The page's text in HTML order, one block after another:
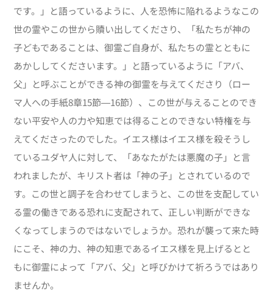
です。」と語っているように、人を恐怖に陥れるようなこの
世の霊やこの世から贖い出してくださり、「私たちが神の
子どもであることは、御霊ご自身が、私たちの霊とともに
あかししてくださいます。」と語っているように「アバ、
父」と呼ぶことができる神の御霊を与えてくださり（ロー
マ人への手紙8章15節―16節）、この世が与えることのでき
ない平安や人の力や知恵では得ることのできない特権を与
えてくださったのでした。イエス様はイエス様を殺そうし
ているユダヤ人に対して、「あなたがたは悪魔の子」と言
われましたが、キリスト者は「神の子」とされているので
す。この世と調子を合わせてしまうと、この世を支配してい
る霊の働きである恐れに支配されて、正しい判断ができな
くなってしまうのではないでしょうか。恐れが襲って来た時
にこそ、神の力、神の知恵であるイエス様を見上げるとと
もに御霊によって「アバ、父」と呼びかけて祈ろうではあり
ませんか。